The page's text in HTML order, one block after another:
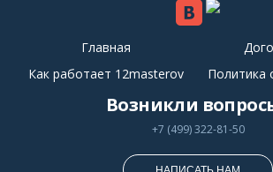
Главная
Как работает 12masterov
Политика
Возникли
+7 (499) 322-81-50